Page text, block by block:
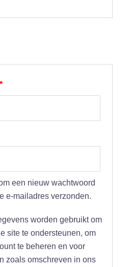
*Vereist
een nieuw wachtwoord
e-mailadres verzonden.
worden gebruikt om
site te ondersteunen, om
te beheren en voor
zoals omschreven in ons